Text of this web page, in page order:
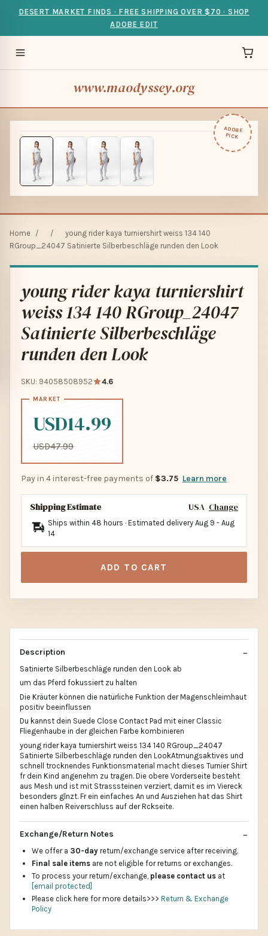
DESERT MARKET FINDS · FREE SHIPPING OVER $70 · SHOP
ADOBE EDIT
www.maodyssey.org
ADOBE
PICK
Home / /
young rider kaya turniershirt weiss 134 140
RGroup_24047 Satinierte Silberbeschläge runden den Look
young rider kaya turniershirt
weiss 134 140 RGroup_24047
Satinierte Silberbeschläge
runden den Look
SKU: 94058508952 4.6
USD14.99
USD47.99
Pay in 4 interest-free payments of $3.75 Learn more
Shipping Estimate USA Change
Ships within 48 hours · Estimated delivery Aug 9 - Aug
14
ADD TO CART
Description
Satinierte Silberbeschläge runden den Look ab
um das Pferd fokussiert zu halten
Die Kräuter können die natürliche Funktion der Magenschleimhaut
positiv beeinflussen
Du kannst dein Suede Close Contact Pad mit einer Classic
Fliegenhaube in der gleichen Farbe kombinieren
young rider kaya turniershirt weiss 134 140 RGroup_24047
Satinierte Silberbeschläge runden den LookAtmungsaktives und
schnell trocknendes Funktionsmaterial macht dieses Turnier Shirt
fr dein Kind angenehm zu tragen. Die obere Vorderseite besteht
aus Mesh und ist mit Strasssteinen verziert, damit es im Viereck
besonders glnzt. Fr ein einfaches An und Ausziehen hat das Shirt
einen halben Reiverschluss auf der Rckseite.
Exchange/Return Notes
We offer a 30-day return/exchange service after receiving.
Final sale items are not eligible for returns or exchanges.
To process your return/exchange, please contact us at
[email protected]
Please click here for more details>>> Return & Exchange
Policy